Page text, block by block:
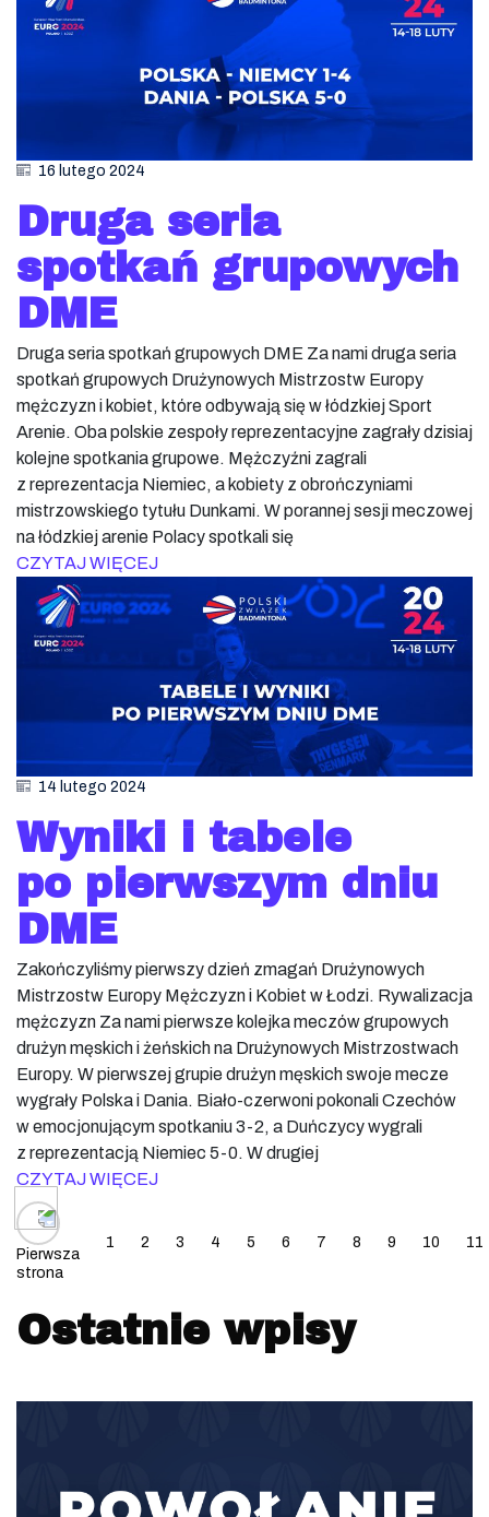
16 lutego 2024
Druga seria
spotkań grupowych
DME
Druga seria spotkań grupowych DME Za nami druga seria
spotkań grupowych Drużynowych Mistrzostw Europy
mężczyzn i kobiet, które odbywają się w łódzkiej Sport
Arenie. Oba polskie zespoły reprezentacyjne zagrały dzisiaj
kolejne spotkania grupowe. Mężczyźni zagrali
z reprezentacja Niemiec, a kobiety z obrończyniami
mistrzowskiego tytułu Dunkami. W porannej sesji meczowej
na łódzkiej arenie Polacy spotkali się
CZYTAJ WIĘCEJ
14 lutego 2024
Wyniki i tabele
po pierwszym dniu
DME
Zakończyliśmy pierwszy dzień zmagań Drużynowych
Mistrzostw Europy Mężczyzn i Kobiet w Łodzi. Rywalizacja
mężczyzn Za nami pierwsze kolejka meczów grupowych
drużyn męskich i żeńskich na Drużynowych Mistrzostwach
Europy. W pierwszej grupie drużyn męskich swoje mecze
wygrały Polska i Dania. Biało-czerwoni pokonali Czechów
w emocjonującym spotkaniu 3-2, a Duńczycy wygrali
z reprezentacją Niemiec 5-0. W drugiej
CZYTAJ WIĘCEJ
Posts navigation
Pierwsza
strona
1 2 3 4 5 6 7 8 9 10 11
Ostatnie wpisy